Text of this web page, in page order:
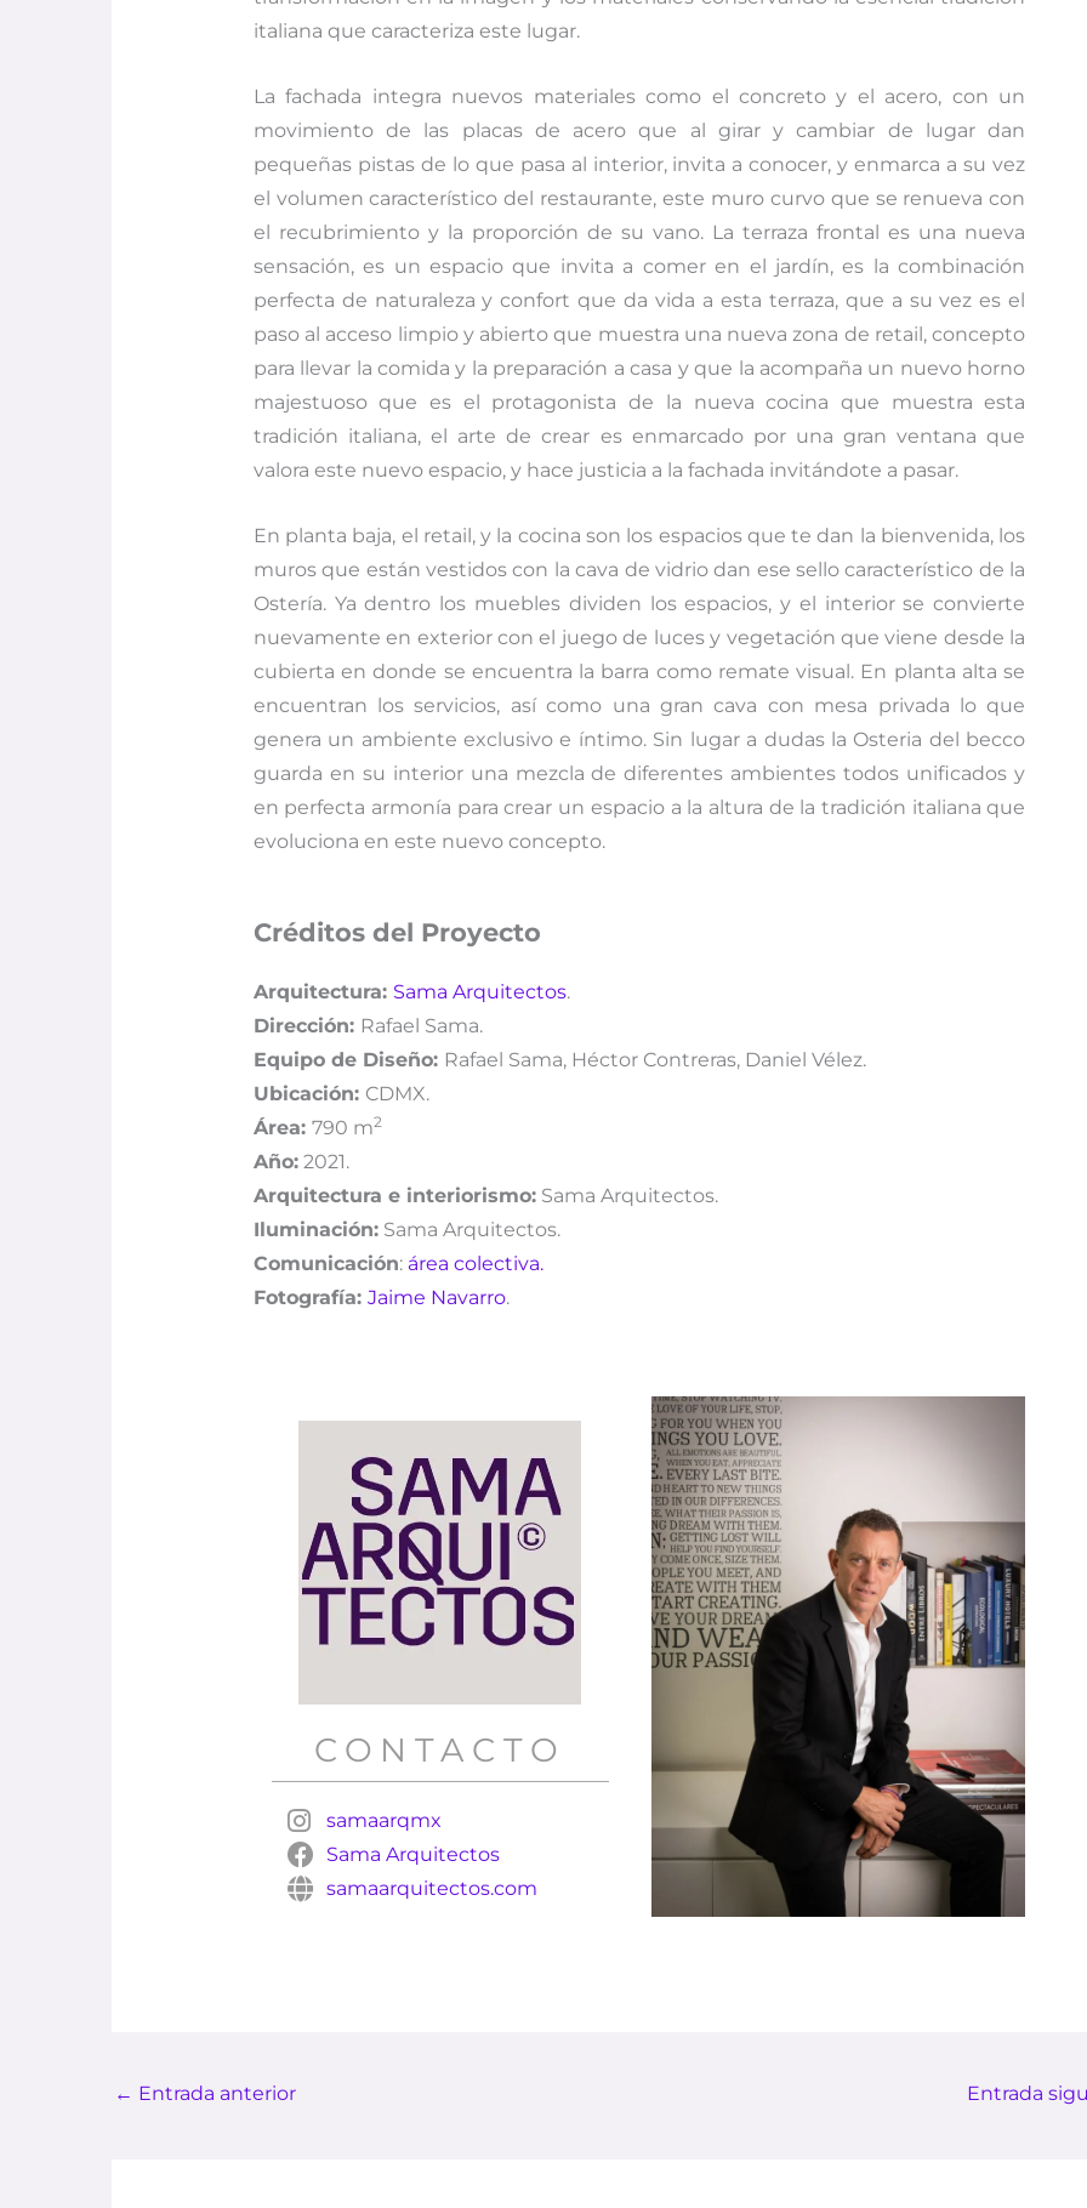
italiana que caracteriza este lugar.
La fachada integra nuevos materiales como el concreto y el acero, con un
movimiento de las placas de acero que al girar y cambiar de lugar dan
pequeñas pistas de lo que pasa al interior, invita a conocer, y enmarca a su vez
el volumen característico del restaurante, este muro curvo que se renueva con
el recubrimiento y la proporción de su vano. La terraza frontal es una nueva
sensación, es un espacio que invita a comer en el jardín, es la combinación
perfecta de naturaleza y confort que da vida a esta terraza, que a su vez es el
paso al acceso limpio y abierto que muestra una nueva zona de retail, concepto
para llevar la comida y la preparación a casa y que la acompaña un nuevo horno
majestuoso que es el protagonista de la nueva cocina que muestra esta
tradición italiana, el arte de crear es enmarcado por una gran ventana que
valora este nuevo espacio, y hace justicia a la fachada invitándote a pasar.
En planta baja, el retail, y la cocina son los espacios que te dan la bienvenida, los
muros que están vestidos con la cava de vidrio dan ese sello característico de la
Ostería. Ya dentro los muebles dividen los espacios, y el interior se convierte
nuevamente en exterior con el juego de luces y vegetación que viene desde la
cubierta en donde se encuentra la barra como remate visual. En planta alta se
encuentran los servicios, así como una gran cava con mesa privada lo que
genera un ambiente exclusivo e íntimo. Sin lugar a dudas la Osteria del becco
guarda en su interior una mezcla de diferentes ambientes todos unificados y
en perfecta armonía para crear un espacio a la altura de la tradición italiana que
evoluciona en este nuevo concepto.
Créditos del Proyecto
Arquitectura: Sama Arquitectos.
Dirección: Rafael Sama.
Equipo de Diseño: Rafael Sama, Héctor Contreras, Daniel Vélez.
Ubicación: CDMX.
Área: 790 m2
Año:2021.
Arquitectura e interiorismo:Sama Arquitectos.
Iluminación:Sama Arquitectos.
Comunicación: área colectiva.
Fotografía: Jaime Navarro.
CONTACTO
samaarqmx
Sama Arquitectos
samaarquitectos.com
← Entrada anterior Entrada